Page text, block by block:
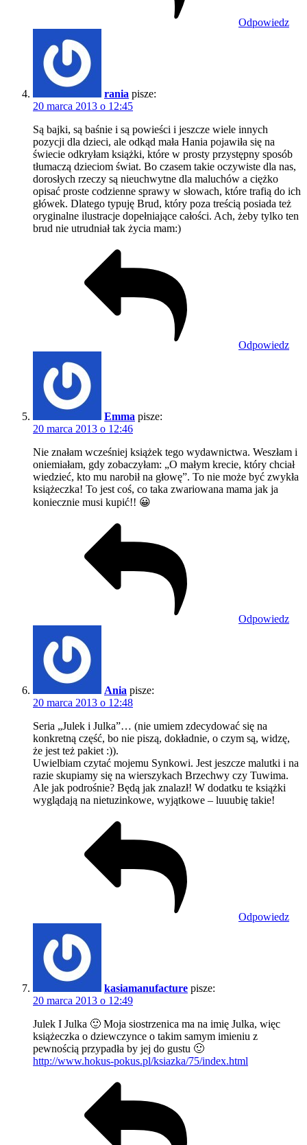
Odpowiedz
rania pisze:
20 marca 2013 o 12:45
Są bajki, są baśnie i są powieści i jeszcze wiele innych
pozycji dla dzieci, ale odkąd mała Hania pojawiła się na
świecie odkryłam książki, które w prosty przystępny sposób
tłumaczą dzieciom świat. Bo czasem takie oczywiste dla nas,
dorosłych rzeczy są nieuchwytne dla maluchów a ciężko
opisać proste codzienne sprawy w słowach, które trafią do ich
główek. Dlatego typuję Brud, który poza treścią posiada też
oryginalne ilustracje dopełniające całości. Ach, żeby tylko ten
brud nie utrudniał tak życia mam:)
Odpowiedz
Emma pisze:
20 marca 2013 o 12:46
Nie znałam wcześniej książek tego wydawnictwa. Weszłam i
oniemiałam, gdy zobaczyłam: „O małym krecie, który chciał
wiedzieć, kto mu narobił na głowę”. To nie może być zwykła
książeczka! To jest coś, co taka zwariowana mama jak ja
koniecznie musi kupić!! 😀
Odpowiedz
Ania pisze:
20 marca 2013 o 12:48
Seria „Julek i Julka”… (nie umiem zdecydować się na
konkretną część, bo nie piszą, dokładnie, o czym są, widzę,
że jest też pakiet :)).
Uwielbiam czytać mojemu Synkowi. Jest jeszcze malutki i na
razie skupiamy się na wierszykach Brzechwy czy Tuwima.
Ale jak podrośnie? Będą jak znalazł! W dodatku te książki
wyglądają na nietuzinkowe, wyjątkowe – luuubię takie!
Odpowiedz
kasiamanufacture pisze:
20 marca 2013 o 12:49
Julek I Julka 🙂 Moja siostrzenica ma na imię Julka, więc
książeczka o dziewczynce o takim samym imieniu z
pewnością przypadła by jej do gustu 🙂
http://www.hokus-pokus.pl/ksiazka/75/index.html